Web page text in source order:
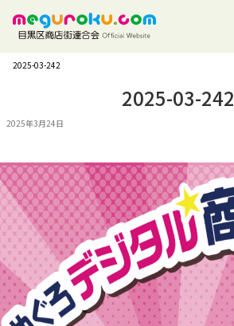
2025-03-242
2025-03-242
2025年3月24日